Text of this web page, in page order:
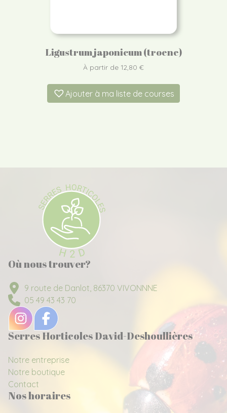
Ligustrum japonicum (troene)
À partir de 12,80 €
Ajouter à ma liste de courses
Où nous trouver?
9 route de Danlot, 86370 VIVONNNE
05 49 43 43 70
Serres Horticoles David-Deshoullières
Notre entreprise
Notre boutique
Contact
Nos horaires